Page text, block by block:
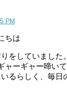
PM
ちは
をしていました。
ーギャー啼いて
るらしく、毎日